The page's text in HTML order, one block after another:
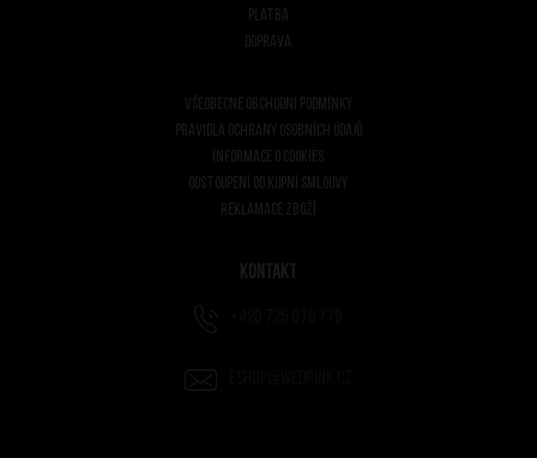
Platba
Doprava
Všeobecné obchodní podmínky
Pravidla ochrany osobních údajů
Informace o cookies
Odstoupení od kupní smlouvy
Reklamace zboží
Kontakt